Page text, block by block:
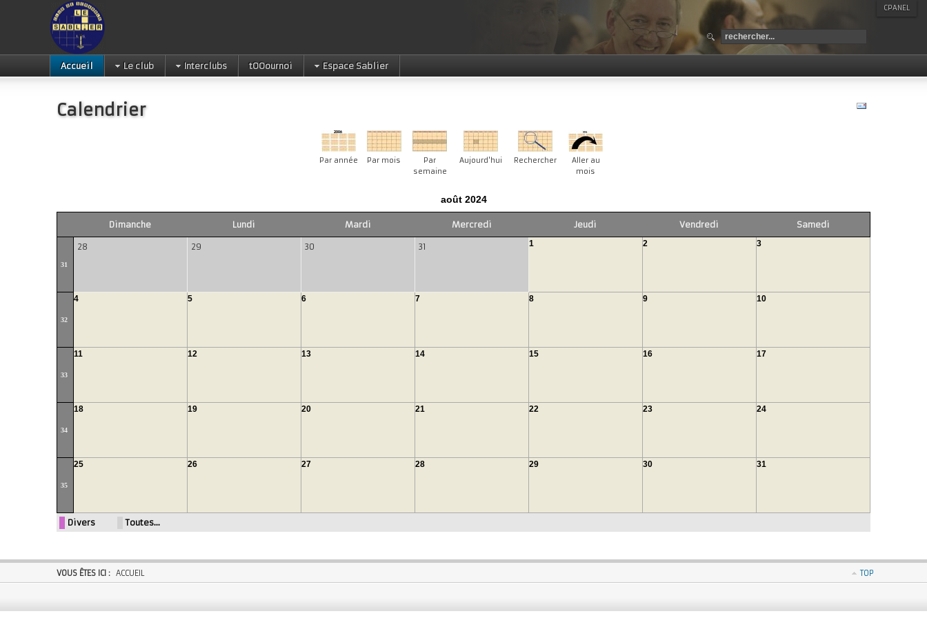
Accueil Le club Interclubs tOOournoi Espace Sablier
CPANEL
Calendrier
Par année Par mois
Par
semaine
Aujourd'hui Rechercher
Aller au
mois
août 2024
Dimanche Lundi Mardi Mercredi Jeudi Vendredi Samedi
31
28 29 30 31 1 2 3
32
4 5 6 7 8 9 10
33
11 12 13 14 15 16 17
34
18 19 20 21 22 23 24
35
25 26 27 28 29 30 31
Divers Toutes…
VOUS ÊTES ICI : ACCUEIL TOP